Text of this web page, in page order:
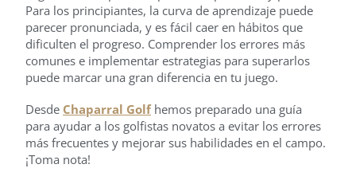
Para los principiantes, la curva de aprendizaje puede
parecer pronunciada, y es fácil caer en hábitos que
dificulten el progreso. Comprender los errores más
comunes e implementar estrategias para superarlos
puede marcar una gran diferencia en tu juego.
Desde Chaparral Golfhemos preparado una guía
para ayudar a los golfistas novatos a evitar los errores
más frecuentes y mejorar sus habilidades en el campo.
¡Toma nota!